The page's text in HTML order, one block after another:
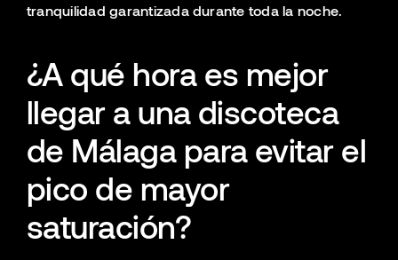
tranquilidad garantizada durante toda la noche.
¿A qué hora es mejor
llegar a una discoteca
de Málaga para evitar el
pico de mayor
saturación?